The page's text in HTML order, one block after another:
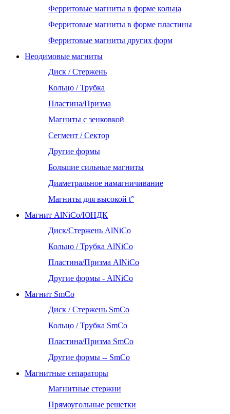
Ферритовые магниты в форме кольца
Ферритовые магниты в форме пластины
Ферритовые магниты других форм
Неодимовые магниты
Диск / Стержень
Кольцо / Трубка
Пластина/Призма
Магниты с зенковкой
Сегмент / Сектор
Другие формы
Большие сильные магниты
Диаметральное намагничивание
Магниты для высокой t°
Магнит AlNiCo/ЮНДК
Диск/Стержень AlNiCo
Кольцо / Трубка AlNiCo
Пластина/Призма AlNiCo
Другие формы - AlNiCo
Магнит SmCo
Диск / Стержень SmCo
Кольцо / Трубка SmCo
Пластина/Призма SmCo
Другие формы -- SmCo
Магнитные сепараторы
Магнитные стержни
Прямоугольные решетки